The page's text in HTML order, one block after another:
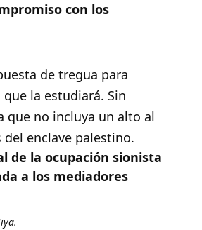
con los
de tregua para
la estudiará. Sin
que no incluya un alto al
enclave palestino.
de la ocupación sionista
a los mediadores